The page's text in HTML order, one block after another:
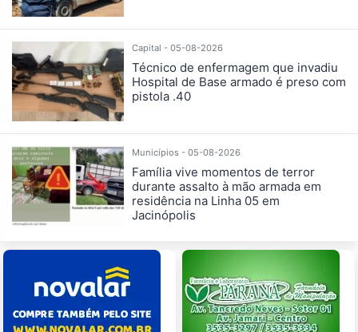
Capital - 05-08-2026
Técnico de enfermagem que invadiu
Hospital de Base armado é preso com
pistola .40
Municípios - 05-08-2026
Família vive momentos de terror
durante assalto à mão armada em
residência na Linha 05 em
Jacinópolis